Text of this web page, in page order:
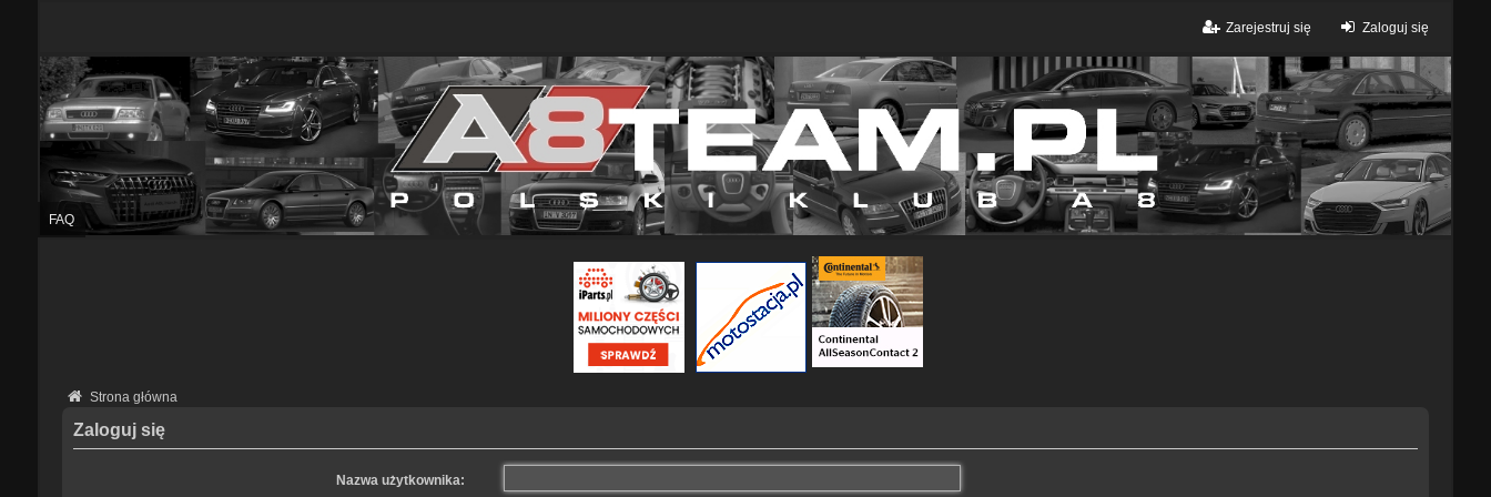
Zaloguj się
Zarejestruj się
FAQ
Strona główna
Zaloguj się
Nazwa użytkownika: